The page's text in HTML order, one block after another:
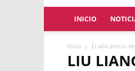
INICIO
Inicio El alto precio
LIU